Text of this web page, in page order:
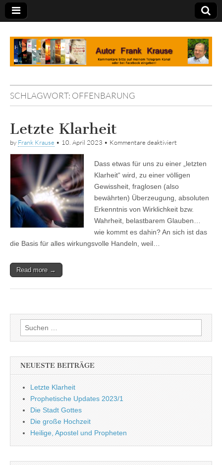
Tagebuch
SCHLAGWORT: OFFENBARUNG
Letzte Klarheit
by Frank Krause • 10. April 2023 • Kommentare deaktiviert
Dass etwas für uns zu einer „letzten
Klarheit“ wird, zu einer völligen
Gewissheit, fraglosen (also
bewährten) Überzeugung, absoluten
Erkenntnis von Wirklichkeit bzw.
Wahrheit, belastbarem Glauben…
wie kommt es dahin? An sich ist das
die Basis für alles wirkungsvolle Handeln, weil…
Read more →
Suchen
nach:
NEUESTE BEITRÄGE
Letzte Klarheit
Prophetische Updates 2023/1
Die Stadt Gottes
Die große Hochzeit
Heilige, Apostel und Propheten